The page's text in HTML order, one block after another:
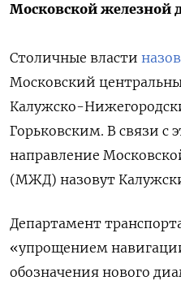
Московской железной
Столичные власти
Московский
Калужско-
Горьковским. В связи с
направление
(МЖД) назовут
Департамент
«упрощением
обозначения нового